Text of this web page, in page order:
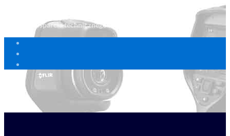
Centrum wsparcia technicznego FLIR